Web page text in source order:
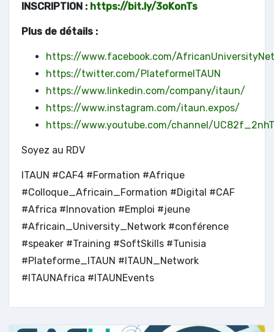
INSCRIPTION : https://bit.ly/3oKonTs
Plus de détails :
https://www.facebook.com/
https://twitter.com/PlateformeITAUN
https://www.linkedin.com/company/itaun/
https://www.instagram.com/itaun.expos/
https://www.youtube.com/channel/
Soyez au RDV
ITAUN #CAF4 #Formation #Afrique
#Colloque_Africain_Formation #Digital #CAF
#Africa #Innovation #Emploi #jeune
#Africain_University_Network #conférence
#speaker #Training #SoftSkills #Tunisia
#Plateforme_ITAUN #ITAUN_Network
#ITAUNAfrica #ITAUNEvents